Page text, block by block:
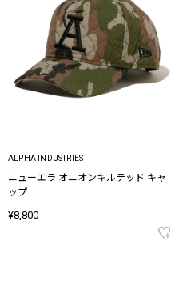
ALPHA INDUSTRIES
ニューエラ オニオンキルテッド キャ
ップ
¥8,800